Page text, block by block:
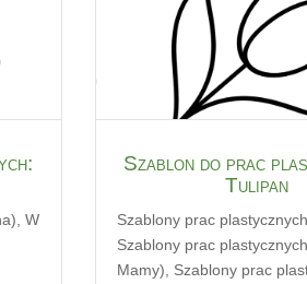
,W
Szablon do prac
Tulipan
Szablony prac
Szablony prac
Mamy)
Szablony prac